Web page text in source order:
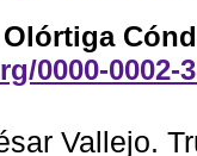
0000-0002-
Vallejo.